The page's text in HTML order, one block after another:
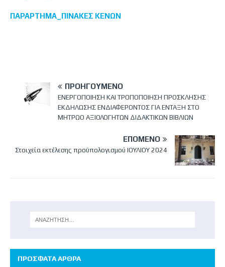
ΠΑΡΑΡΤΗΜΑ_ΠΙΝΑΚΕΣ ΚΕΝΩΝ
ΠΡΟΗΓΟΎΜΕΝΟ
ΕΝΕΡΓΟΠΟΙΗΣΗ ΚΑΙ ΤΡΟΠΟΠΟΙΗΣΗ ΠΡΟΣΚΛΗΣΗΣ
ΕΚΔΗΛΩΣΗΣ ΕΝΔΙΑΦΕΡΟΝΤΟΣ ΓΙΑ ΕΝΤΑΞΗ ΣΤΟ
ΜΗΤΡΩΟ ΑΞΙΟΛΟΓΗΤΩΝ ΔΙΔΑΚΤΙΚΩΝ ΒΙΒΛΙΩΝ
ΕΠΌΜΕΝΟ
Στοιχεία εκτέλεσης προϋπολογισμού ΙΟΥΛΙΟΥ 2024
ΠΡΟΣΦΑΤΑ ΑΡΘΡΑ